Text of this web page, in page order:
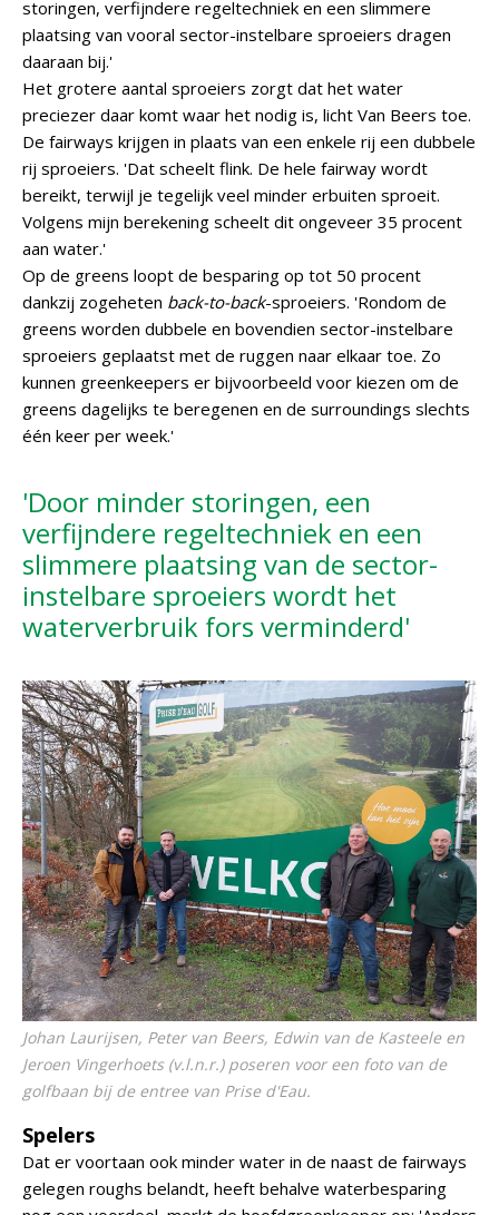
storingen, verfijndere regeltechniek en een slimmere
plaatsing van vooral sector-instelbare sproeiers dragen
daaraan bij.'
Het grotere aantal sproeiers zorgt dat het water
preciezer daar komt waar het nodig is, licht Van Beers toe.
De fairways krijgen in plaats van een enkele rij een dubbele
rij sproeiers. 'Dat scheelt flink. De hele fairway wordt
bereikt, terwijl je tegelijk veel minder erbuiten sproeit.
Volgens mijn berekening scheelt dit ongeveer 35 procent
aan water.'
Op de greens loopt de besparing op tot 50 procent
dankzij zogeheten back-to-back-sproeiers. 'Rondom de
greens worden dubbele en bovendien sector-instelbare
sproeiers geplaatst met de ruggen naar elkaar toe. Zo
kunnen greenkeepers er bijvoorbeeld voor kiezen om de
greens dagelijks te beregenen en de surroundings slechts
één keer per week.'
'Door minder storingen, een
verfijndere regeltechniek en een
slimmere plaatsing van de sector-
instelbare sproeiers wordt het
waterverbruik fors verminderd'
Johan Laurijsen, Peter van Beers, Edwin van de Kasteele en
Jeroen Vingerhoets (v.l.n.r.) poseren voor een foto van de
golfbaan bij de entree van Prise d'Eau.
Spelers
Dat er voortaan ook minder water in de naast de fairways
gelegen roughs belandt, heeft behalve waterbesparing